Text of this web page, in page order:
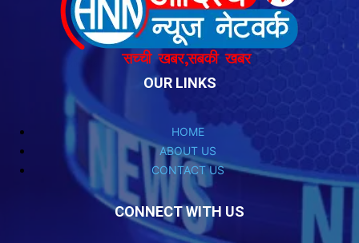
OUR LINKS
HOME
ABOUT US
CONTACT US
CONNECT WITH US